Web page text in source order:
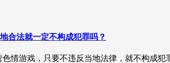
合法就一定不构成犯罪吗？
情游戏，只要不违反当地法律，就不构成